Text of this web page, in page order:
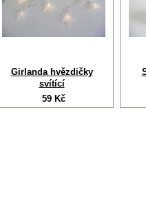
Girlanda hvězdičky
svítící
59 Kč